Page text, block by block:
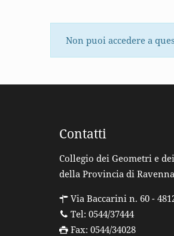
Non puoi accedere a
Contatti
Collegio dei Geometri e
della Provincia di Ravenna
Via Baccarini n. 60 -
Tel: 0544/37444
Fax: 0544/34028